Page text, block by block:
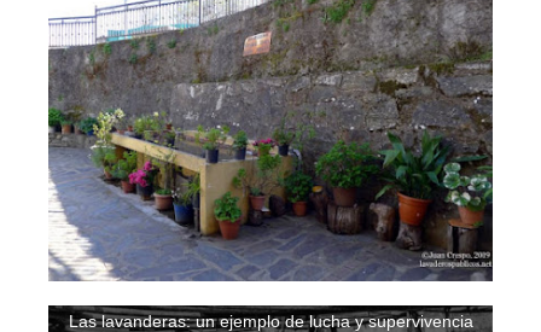
Las lavanderas: un ejemplo de lucha y supervivencia